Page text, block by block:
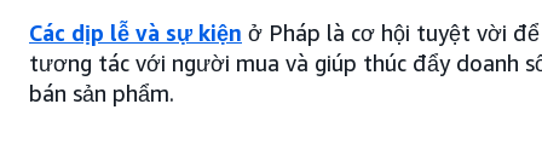
Các dịp lễ và sự kiện ở Pháp là cơ hội tuyệt vời để
tương tác với người mua và giúp thúc đẩy doanh
bán sản phẩm.